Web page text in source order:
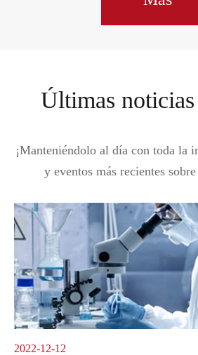
Últimas
¡Manteniéndolo al día con toda la
y eventos más recientes
2022-12-12